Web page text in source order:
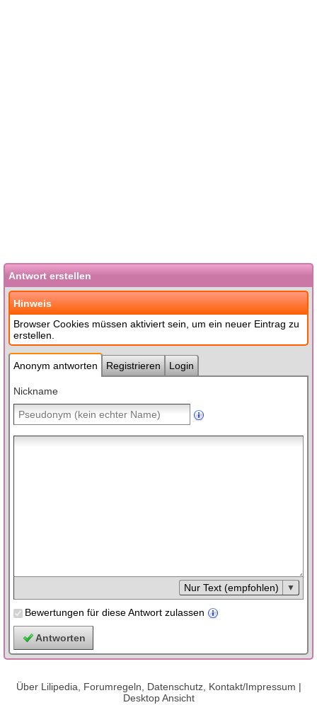
Antwort erstellen
Hinweis
Browser Cookies müssen aktiviert sein, um ein neuer Eintrag zu
erstellen.
Anonym antworten Registrieren Login
Nickname
Nur Text (empfohlen)
Bewertungen für diese Antwort zulassen
Über Lilipedia, Forumregeln, Datenschutz, Kontakt/Impressum |
Desktop Ansicht